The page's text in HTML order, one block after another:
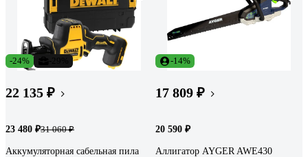
-24%
22 135 ₽
23 480 ₽31 060 ₽
Аккумуляторная сабельная пила
-14%
17 809 ₽
20 590 ₽
Аллигатор AYGER AWE430